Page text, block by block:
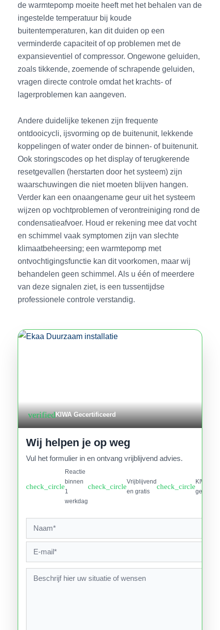
de warmtepomp moeite heeft met het behalen van de
ingestelde temperatuur bij koude
buitentemperaturen, kan dit duiden op een
verminderde capaciteit of op problemen met de
expansieventiel of compressor. Ongewone geluiden,
zoals tikkende, zoemende of schrapende geluiden,
vragen directe controle omdat het krachts- of
lagerproblemen kan aangeven.
Andere duidelijke tekenen zijn frequente
ontdooicycli, ijsvorming op de buitenunit, lekkende
koppelingen of water onder de binnen- of buitenunit.
Ook storingscodes op het display of terugkerende
resetgevallen (herstarten door het systeem) zijn
waarschuwingen die niet moeten blijven hangen.
Verder kan een onaangename geur uit het systeem
wijzen op vochtproblemen of verontreiniging rond de
condensatieafvoer. Houd er rekening mee dat vocht
en schimmel vaak symptomen zijn van slechte
klimaatbeheersing; een warmtepomp met
ontvochtigingsfunctie kan dit voorkomen, maar wij
behandelen geen schimmel. Als u één of meerdere
van deze signalen ziet, is een tussentijdse
professionele controle verstandig.
verifiedKIWA Gecertificeerd
Wij helpen je op weg
Vul het formulier in en ontvang vrijblijvend advies.
check_circle
Reactie
binnen
1
werkdag
check_circle
Vrijblijvend
en gratis
check_circle
KIWA